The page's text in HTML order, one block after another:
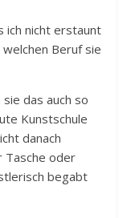
ich nicht erstaunt
Beruf sie
das auch so
Kunstschule
danach
Tasche oder
begabt